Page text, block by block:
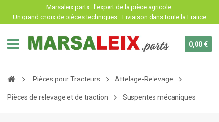
Marsaleix.parts : l'expert de la pièce agricole.
Un grand choix de pièces techniques. Livraison dans toute la France
0,00 €
Pièces pour Tracteurs Attelage-Relevage
Pièces de relevage et de traction Suspentes mécaniques
Panneau de gestion des cookies